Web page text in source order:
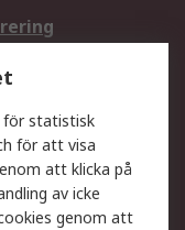
Support
av varor
för statistisk
för att visa
att klicka på
av icke
genom att